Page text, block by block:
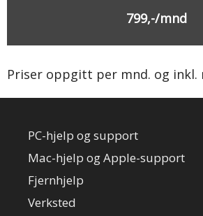
799,-/mnd
Priser oppgitt per mnd. og inkl.
PC-hjelp og support
Mac-hjelp og Apple-support
Fjernhjelp
Verksted